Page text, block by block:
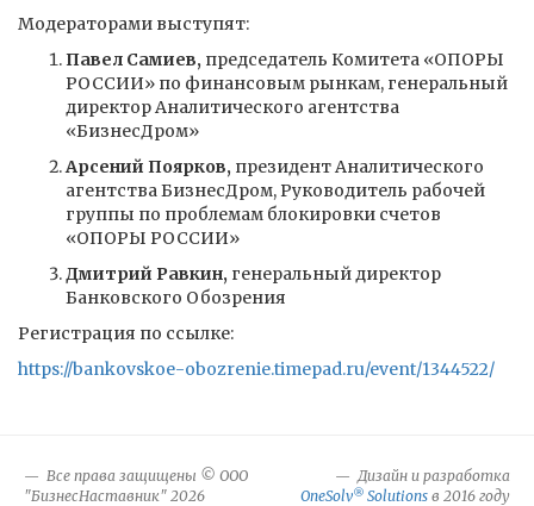
Модераторами выступят:
Павел Самиев, председатель Комитета «ОПОРЫ
РОССИИ» по финансовым рынкам, генеральный
директор Аналитического агентства
«БизнесДром»
Арсений Поярков, президент Аналитического
агентства БизнесДром, Руководитель рабочей
группы по проблемам блокировки счетов
«ОПОРЫ РОССИИ»
Дмитрий Равкин, генеральный директор
Банковского Обозрения
Регистрация по ссылке:
https://bankovskoe-obozrenie.timepad.ru/event/1344522/
Все права защищены © ООО
"БизнесНаставник" 2026
Дизайн и разработка
OneSolv® Solutions в 2016 году